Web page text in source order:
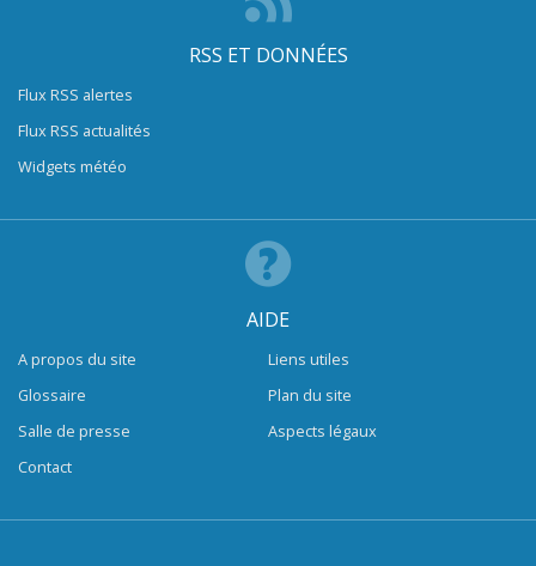
RSS ET DONNÉES
Flux RSS alertes
Flux RSS actualités
Widgets météo
AIDE
A propos du site
Glossaire
Salle de presse
Contact
Liens utiles
Plan du site
Aspects légaux